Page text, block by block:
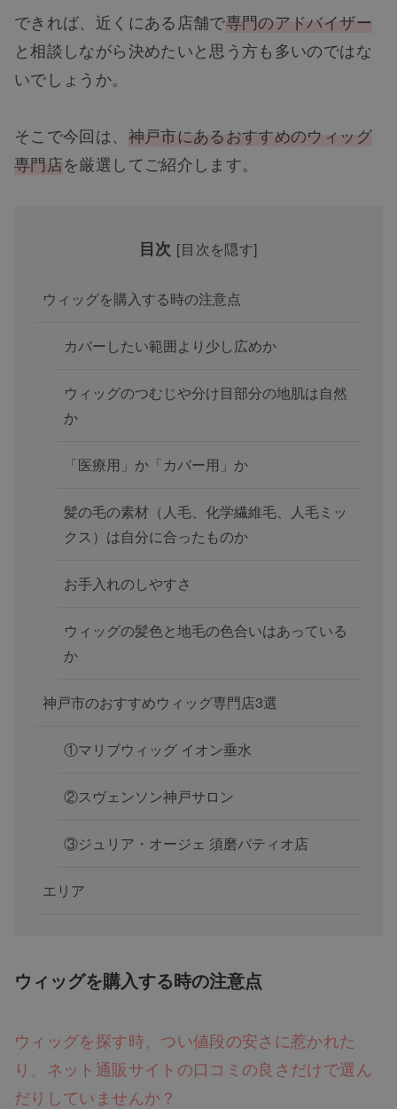
できれば、近くにある店舗で専門のアドバイザー
と相談しながら決めたいと思う方も多いのではな
いでしょうか。
そこで今回は、 神戸市にあるおすすめのウィッグ
専門店を厳選してご紹介します。
目次 [目次を隠す]
ウィッグを購入する時の注意点
カバーしたい範囲より少し広めか
ウィッグのつむじや分け目部分の地肌は自然
か
「医療用」か「カバー用」か
髪の毛の素材（人毛、化学繊維毛、人毛ミッ
クス）は自分に合ったものか
お手入れのしやすさ
ウィッグの髪色と地毛の色合いはあっている
か
神戸市のおすすめウィッグ専門店3選
①マリブウィッグ イオン垂水
②スヴェンソン神戸サロン
③ジュリア・オージェ 須磨パティオ店
エリア
ウィッグを購入する時の注意点
ウィッグを探す時、つい値段の安さに惹かれた
り、ネット通販サイトの口コミの良さだけで選ん
だりしていませんか？